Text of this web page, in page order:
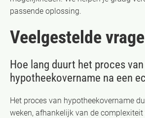
passende oplossing.
Veelgestelde
Hoe lang duurt het proces van
hypotheekovername na een
Het proces van hypotheekovername
weken, afhankelijk van de